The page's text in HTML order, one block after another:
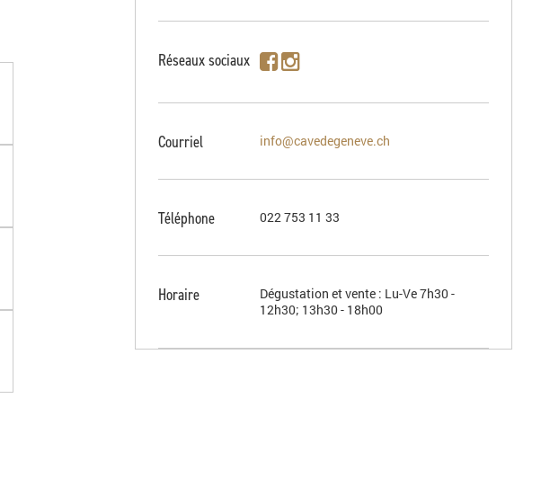
Réseaux sociaux
Courriel info@cavedegeneve.ch
Téléphone 022 753 11 33
Horaire
Dégustation et vente : Lu-Ve 7h30 -
12h30; 13h30 - 18h00